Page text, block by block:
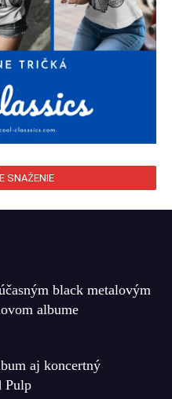
SNAŽENIE
black metalovým
albume
aj koncertný
Pulp